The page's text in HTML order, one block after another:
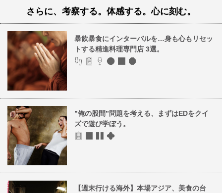
さらに、考察する。体感する。心に刻む。
暴飲暴食にインターバルを…身も心もリセッ
トする精進料理専門店 3選。
”俺の股間”問題を考える、まずはEDをクイ
ズで遊び学ぼう。
【週末行ける海外】本場アジア、美食の台